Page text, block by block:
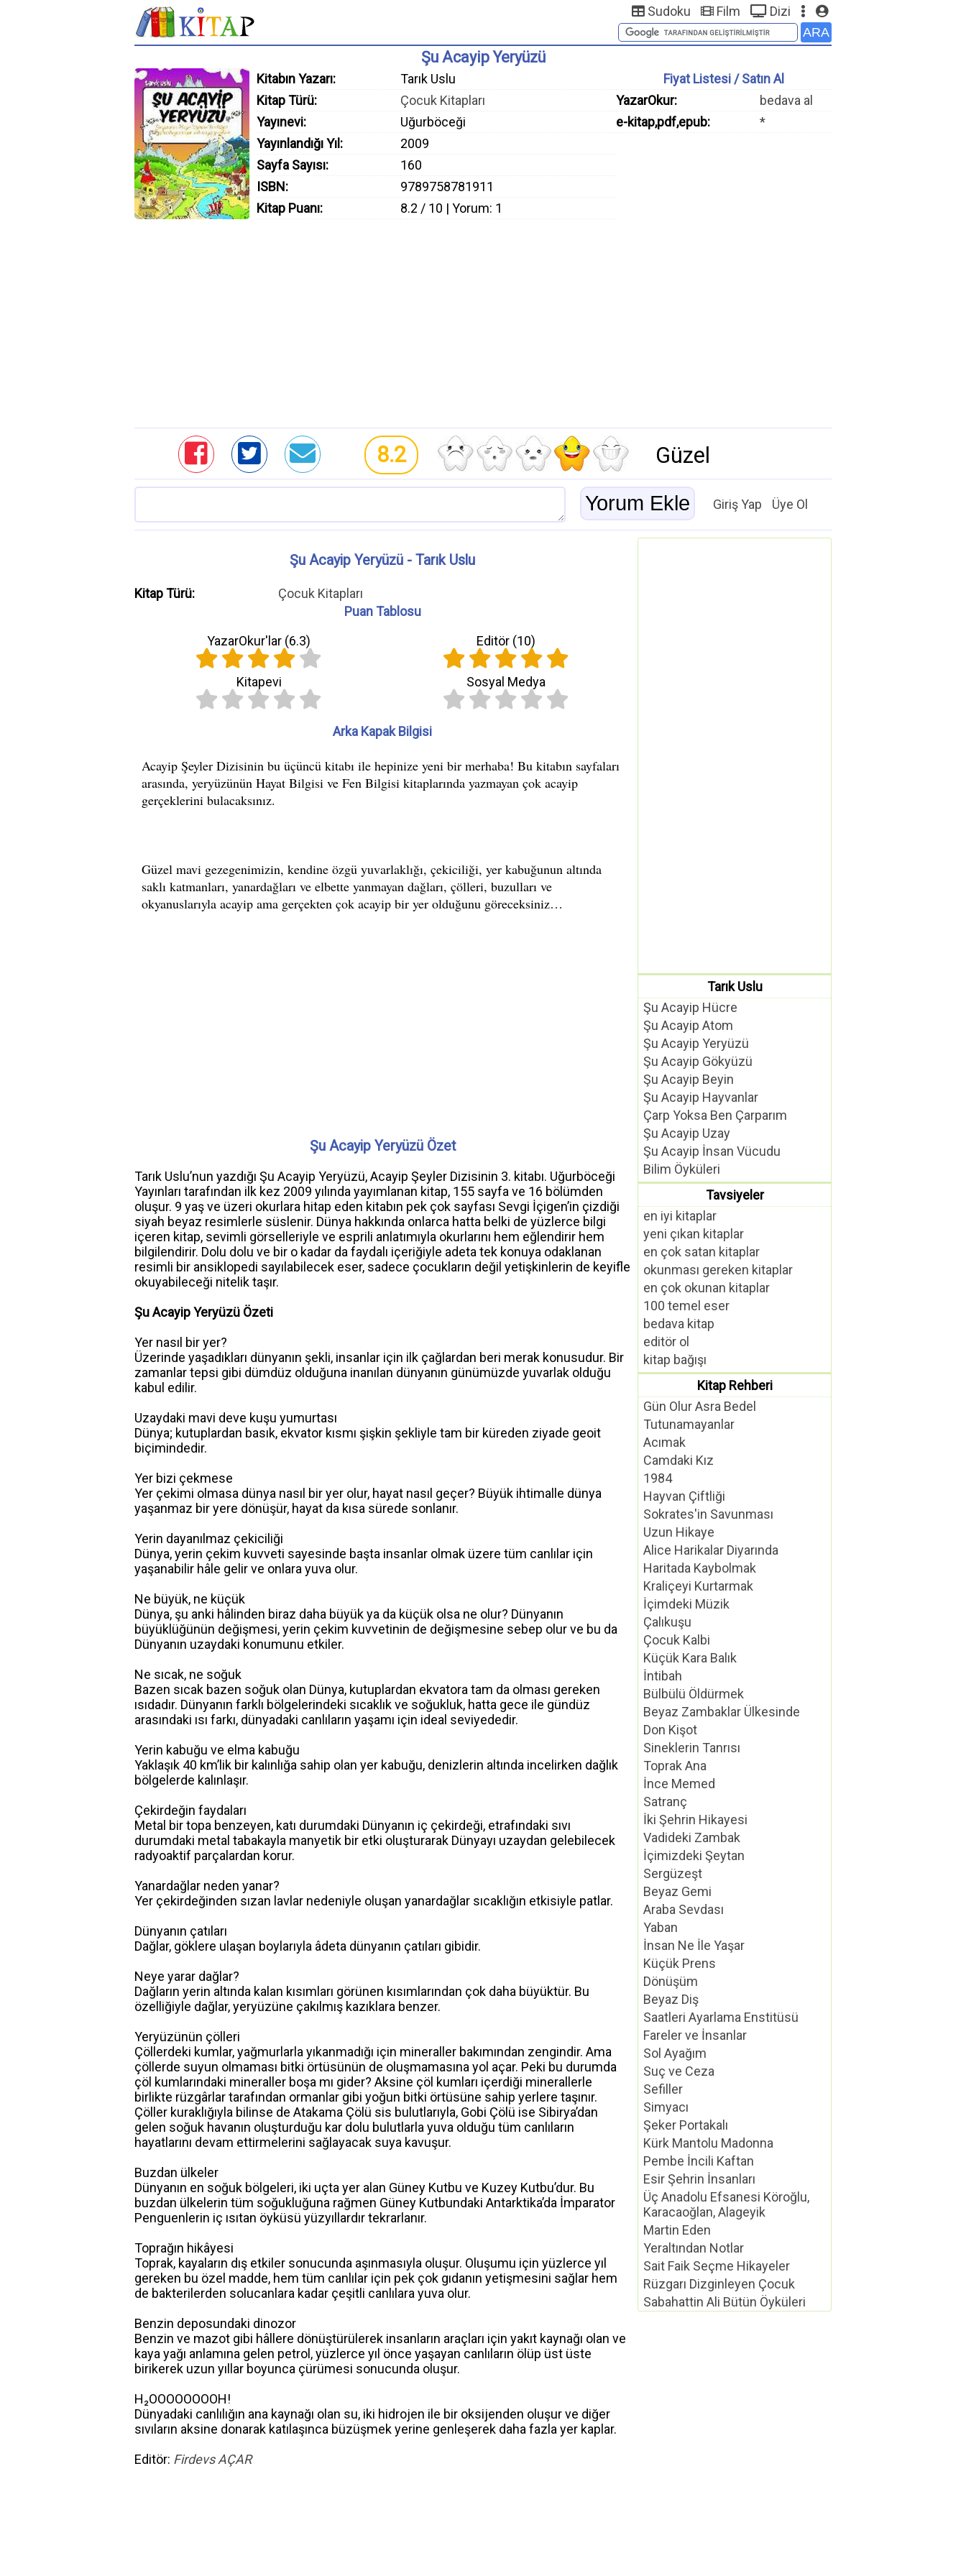
Sudoku Film Dizi
Şu Acayip Yeryüzü
Kitabın Yazarı:
Tarık Uslu
Kitap Türü:
Çocuk Kitapları
Yayınevi:
Uğurböceği
Yayınlandığı Yıl:
2009
Sayfa Sayısı:
160
ISBN:
9789758781911
Kitap Puanı:
8.2 / 10 | Yorum: 1
Fiyat Listesi / Satın Al
YazarOkur:
bedava al
e-kitap,pdf,epub:
*
8.2 Güzel
Giriş Yap Üye Ol
Şu Acayip Yeryüzü - Tarık Uslu
Kitap Türü:
Çocuk Kitapları
Puan Tablosu
YazarOkur'lar (6.3) Editör (10)
Kitapevi Sosyal Medya
Arka Kapak Bilgisi
Şu Acayip Yeryüzü Özet
Tarık Uslu’nun yazdığı Şu Acayip Yeryüzü, Acayip Şeyler Dizisinin 3. kitabı. Uğurböceği
Yayınları tarafından ilk kez 2009 yılında yayımlanan kitap, 155 sayfa ve 16 bölümden
oluşur. 9 yaş ve üzeri okurlara hitap eden kitabın pek çok sayfası Sevgi İçigen’in çizdiği
siyah beyaz resimlerle süslenir. Dünya hakkında onlarca hatta belki de yüzlerce bilgi
içeren kitap, sevimli görselleriyle ve esprili anlatımıyla okurlarını hem eğlendirir hem
bilgilendirir. Dolu dolu ve bir o kadar da faydalı içeriğiyle adeta tek konuya odaklanan
resimli bir ansiklopedi sayılabilecek eser, sadece çocukların değil yetişkinlerin de keyifle
okuyabileceği nitelik taşır.
Şu Acayip Yeryüzü Özeti
Yer nasıl bir yer?
Üzerinde yaşadıkları dünyanın şekli, insanlar için ilk çağlardan beri merak konusudur. Bir
zamanlar tepsi gibi dümdüz olduğuna inanılan dünyanın günümüzde yuvarlak olduğu
kabul edilir.
Uzaydaki mavi deve kuşu yumurtası
Dünya; kutuplardan basık, ekvator kısmı şişkin şekliyle tam bir küreden ziyade geoit
biçimindedir.
Yer bizi çekmese
Yer çekimi olmasa dünya nasıl bir yer olur, hayat nasıl geçer? Büyük ihtimalle dünya
yaşanmaz bir yere dönüşür, hayat da kısa sürede sonlanır.
Yerin dayanılmaz çekiciliği
Dünya, yerin çekim kuvveti sayesinde başta insanlar olmak üzere tüm canlılar için
yaşanabilir hâle gelir ve onlara yuva olur.
Ne büyük, ne küçük
Dünya, şu anki hâlinden biraz daha büyük ya da küçük olsa ne olur? Dünyanın
büyüklüğünün değişmesi, yerin çekim kuvvetinin de değişmesine sebep olur ve bu da
Dünyanın uzaydaki konumunu etkiler.
Ne sıcak, ne soğuk
Bazen sıcak bazen soğuk olan Dünya, kutuplardan ekvatora tam da olması gereken
ısıdadır. Dünyanın farklı bölgelerindeki sıcaklık ve soğukluk, hatta gece ile gündüz
arasındaki ısı farkı, dünyadaki canlıların yaşamı için ideal seviyededir.
Yerin kabuğu ve elma kabuğu
Yaklaşık 40 km’lik bir kalınlığa sahip olan yer kabuğu, denizlerin altında incelirken dağlık
bölgelerde kalınlaşır.
Çekirdeğin faydaları
Metal bir topa benzeyen, katı durumdaki Dünyanın iç çekirdeği, etrafındaki sıvı
durumdaki metal tabakayla manyetik bir etki oluşturarak Dünyayı uzaydan gelebilecek
radyoaktif parçalardan korur.
Yanardağlar neden yanar?
Yer çekirdeğinden sızan lavlar nedeniyle oluşan yanardağlar sıcaklığın etkisiyle patlar.
Dünyanın çatıları
Dağlar, göklere ulaşan boylarıyla âdeta dünyanın çatıları gibidir.
Neye yarar dağlar?
Dağların yerin altında kalan kısımları görünen kısımlarından çok daha büyüktür. Bu
özelliğiyle dağlar, yeryüzüne çakılmış kazıklara benzer.
Yeryüzünün çölleri
Çöllerdeki kumlar, yağmurlarla yıkanmadığı için mineraller bakımından zengindir. Ama
çöllerde suyun olmaması bitki örtüsünün de oluşmamasına yol açar. Peki bu durumda
çöl kumlarındaki mineraller boşa mı gider? Aksine çöl kumları içerdiği minerallerle
birlikte rüzgârlar tarafından ormanlar gibi yoğun bitki örtüsüne sahip yerlere taşınır.
Çöller kuraklığıyla bilinse de Atakama Çölü sis bulutlarıyla, Gobi Çölü ise Sibirya’dan
gelen soğuk havanın oluşturduğu kar dolu bulutlarla yuva olduğu tüm canlıların
hayatlarını devam ettirmelerini sağlayacak suya kavuşur.
Buzdan ülkeler
Dünyanın en soğuk bölgeleri, iki uçta yer alan Güney Kutbu ve Kuzey Kutbu’dur. Bu
buzdan ülkelerin tüm soğukluğuna rağmen Güney Kutbundaki Antarktika’da İmparator
Penguenlerin iç ısıtan öyküsü yüzyıllardır tekrarlanır.
Toprağın hikâyesi
Toprak, kayaların dış etkiler sonucunda aşınmasıyla oluşur. Oluşumu için yüzlerce yıl
gereken bu özel madde, hem tüm canlılar için pek çok gıdanın yetişmesini sağlar hem
de bakterilerden solucanlara kadar çeşitli canlılara yuva olur.
Benzin deposundaki dinozor
Benzin ve mazot gibi hâllere dönüştürülerek insanların araçları için yakıt kaynağı olan ve
kaya yağı anlamına gelen petrol, yüzlerce yıl önce yaşayan canlıların ölüp üst üste
birikerek uzun yıllar boyunca çürümesi sonucunda oluşur.
H₂OOOOOOOOH!
Dünyadaki canlılığın ana kaynağı olan su, iki hidrojen ile bir oksijenden oluşur ve diğer
sıvıların aksine donarak katılaşınca büzüşmek yerine genleşerek daha fazla yer kaplar.
Editör: Firdevs AÇAR
Tarık Uslu
Şu Acayip Hücre
Şu Acayip Atom
Şu Acayip Yeryüzü
Şu Acayip Gökyüzü
Şu Acayip Beyin
Şu Acayip Hayvanlar
Çarp Yoksa Ben Çarparım
Şu Acayip Uzay
Şu Acayip İnsan Vücudu
Bilim Öyküleri
Tavsiyeler
en iyi kitaplar
yeni çıkan kitaplar
en çok satan kitaplar
okunması gereken kitaplar
en çok okunan kitaplar
100 temel eser
bedava kitap
editör ol
kitap bağışı
Kitap Rehberi
Gün Olur Asra Bedel
Tutunamayanlar
Acımak
Camdaki Kız
1984
Hayvan Çiftliği
Sokrates'in Savunması
Uzun Hikaye
Alice Harikalar Diyarında
Haritada Kaybolmak
Kraliçeyi Kurtarmak
İçimdeki Müzik
Çalıkuşu
Çocuk Kalbi
Küçük Kara Balık
İntibah
Bülbülü Öldürmek
Beyaz Zambaklar Ülkesinde
Don Kişot
Sineklerin Tanrısı
Toprak Ana
İnce Memed
Satranç
İki Şehrin Hikayesi
Vadideki Zambak
İçimizdeki Şeytan
Sergüzeşt
Beyaz Gemi
Araba Sevdası
Yaban
İnsan Ne İle Yaşar
Küçük Prens
Dönüşüm
Beyaz Diş
Saatleri Ayarlama Enstitüsü
Fareler ve İnsanlar
Sol Ayağım
Suç ve Ceza
Sefiller
Simyacı
Şeker Portakalı
Kürk Mantolu Madonna
Pembe İncili Kaftan
Esir Şehrin İnsanları
Üç Anadolu Efsanesi Köroğlu,
Karacaoğlan, Alageyik
Martin Eden
Yeraltından Notlar
Sait Faik Seçme Hikayeler
Rüzgarı Dizginleyen Çocuk
Sabahattin Ali Bütün Öyküleri